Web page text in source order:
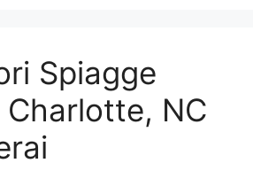
Spiagge
NC